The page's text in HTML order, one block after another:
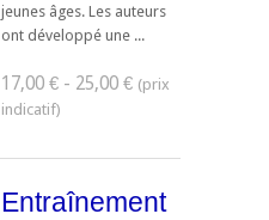
jeunes âges. Les auteurs
ont développé une ...
17,00 € - 25,00 €
Entraînement